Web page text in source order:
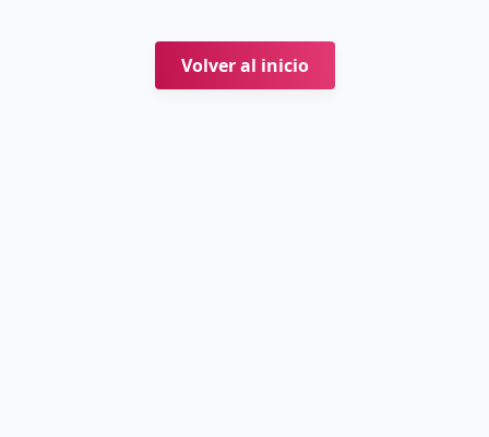
Volver al inicio